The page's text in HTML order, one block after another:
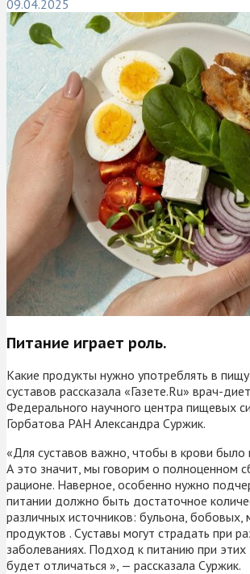
09.04.2025
Питание играет роль.
Какие продукты нужно употреблять в
суставов рассказала «Газете.Ru» врач-
Федерального научного центра пищевых
Горбатова РАН Александра Суржик.
«Для суставов важно, чтобы в крови было
А это значит, мы говорим о полноценном
рационе. Наверное, особенно нужно
питании должно быть достаточное
различных источников: бульона, бобовых,
продуктов . Суставы могут страдать при
заболеваниях. Подход к питанию при этих
будет отличаться », — рассказала Суржик.